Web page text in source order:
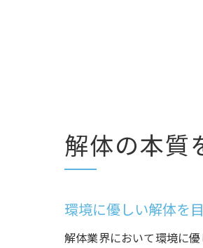
解体の本質
環境に優しい解体を
解体業界において環境に